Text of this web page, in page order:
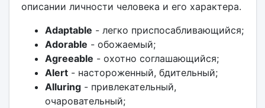
описании личности человека и его характера.
Adaptable - легко приспосабливающийся;
Adorable - обожаемый;
Agreeable - охотно соглашающийся;
Alert- настороженный, бдительный;
Alluring- привлекательный,
очаровательный;